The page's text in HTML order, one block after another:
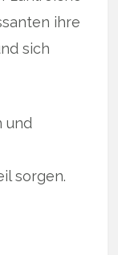
ihre
sich
und
sorgen.